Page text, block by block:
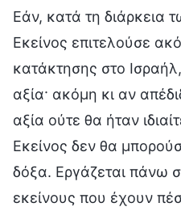
Εάν, κατά τη διάρκεια
Εκείνος επιτελούσε
κατάκτησης στο
αξία· ακόμη κι αν
αξία ούτε θα ήταν
Εκείνος δεν θα
δόξα. Εργάζεται πάνω
εκείνους που έχουν